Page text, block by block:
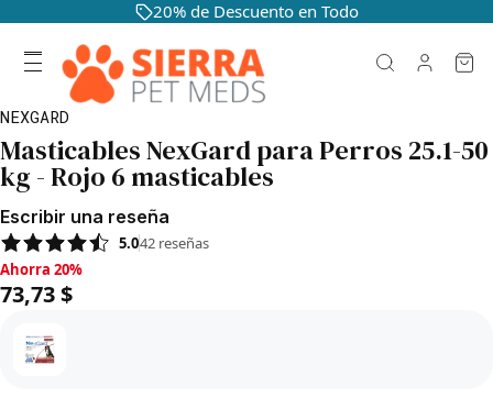
20% de Descuento en Todo
NEXGARD
Masticables NexGard para Perros 25.1-50
kg - Rojo 6 masticables
Escribir una reseña
5.042 reseñas
Ahorra 20%, 73,73 $
Ahorra 20%
73,73 $